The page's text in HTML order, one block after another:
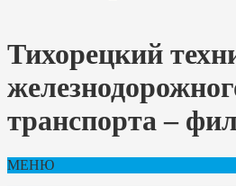
Тихорецкий
транспорта –
МЕНЮ